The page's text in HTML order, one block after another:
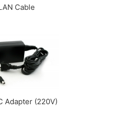
Cable
Adapter (220V)